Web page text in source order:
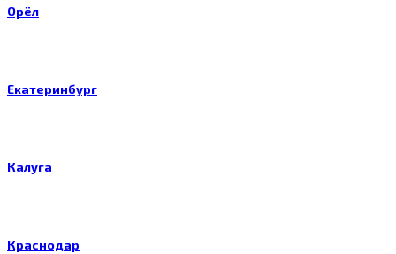
Орёл
Екатеринбург
Калуга
Краснодар